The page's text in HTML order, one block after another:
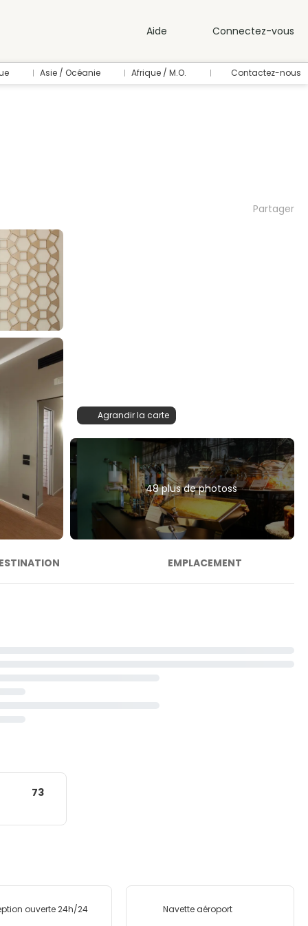
Aide Connectez-vous
Asie / Océanie Afrique / M.O. Contactez-nous
Partager
Agrandir la carte
48 plus de photoss
EMPLACEMENT
73
ouverte 24h/24 Navette aéroport